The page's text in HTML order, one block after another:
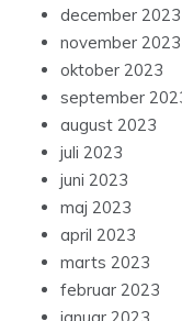
december 2023
november 2023
oktober 2023
september
august 2023
juli 2023
juni 2023
maj 2023
april 2023
marts 2023
februar 2023